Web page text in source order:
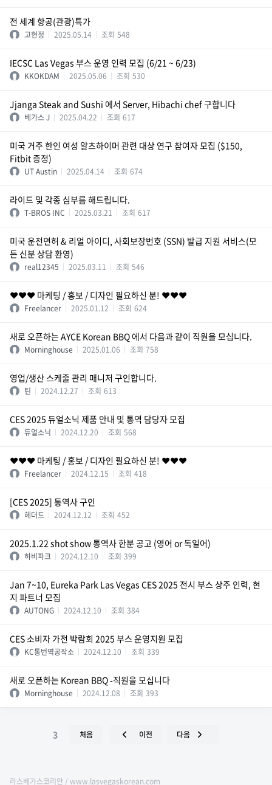
전 세계 항공(관광)특가
고현정 2025.05.14 조회 548
IECSC Las Vegas 부스 운영 인력 모집 (6/21 ~ 6/23)
KKOKDAM 2025.05.06 조회 530
Jjanga Steak and Sushi 에서 Server, Hibachi chef 구합니다
베가스 J 2025.04.22 조회 617
미국 거주 한인 여성 알츠하이머 관련 대상 연구 참여자 모집 ($150,
Fitbit 증정)
UT Austin 2025.04.14 조회 674
라이드 및 각종 심부름 해드립니다.
T-BROS INC 2025.03.21 조회 617
미국 운전면허 & 리얼 아이디, 사회보장번호 (SSN) 발급 지원 서비스(모
든 신분 상담 환영)
real12345 2025.03.11 조회 546
❤️❤️❤️ 마케팅 / 홍보 / 디자인 필요하신 분! ❤️❤️❤️
Freelancer 2025.01.12 조회 624
새로 오픈하는 AYCE Korean BBQ 에서 다음과 같이 직원을 모십니다.
Morninghouse 2025.01.06 조회 758
영업/생산 스케줄 관리 매니저 구인합니다.
틴 2024.12.27 조회 613
CES 2025 듀얼소닉 제품 안내 및 통역 담당자 모집
듀얼소닉 2024.12.20 조회 568
❤️❤️❤️ 마케팅 / 홍보 / 디자인 필요하신 분! ❤️❤️❤️
Freelancer 2024.12.15 조회 418
[CES 2025] 통역사 구인
헤더드 2024.12.12 조회 452
2025.1.22 shot show 통역사 한분 공고 (영어 or 독일어)
하비파크 2024.12.10 조회 399
Jan 7~10, Eureka Park Las Vegas CES 2025 전시 부스 상주 인력, 현
지 파트너 모집
AUTONG 2024.12.10 조회 384
CES 소비자 가전 박람회 2025 부스 운영지원 모집
KC통번역공작소 2024.12.10 조회 339
새로 오픈하는 Korean BBQ -직원을 모십니다
Morninghouse 2024.12.08 조회 393
3 처음 이전 다음
라스베가스코리안 / www.lasvegaskorean.com